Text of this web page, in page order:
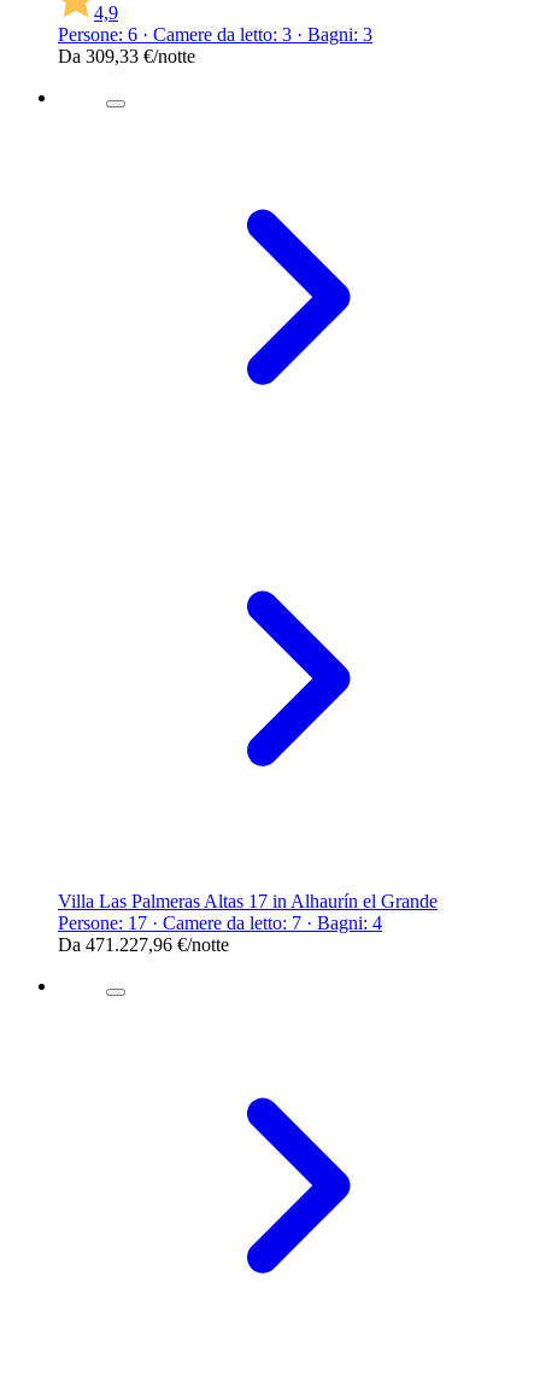
4,9
Persone: 6 · Camere da letto: 3 · Bagni: 3
Da 309,33 €/notte
Villa Las Palmeras Altas 17 in Alhaurín el Grande
Persone: 17 · Camere da letto: 7 · Bagni: 4
Da 471.227,96 €/notte